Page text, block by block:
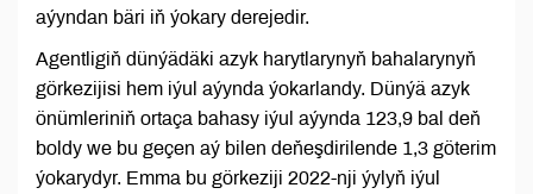
aýyndan bäri iň ýokary derejedir.
Agentligiň dünýädäki azyk harytlarynyň bahalarynyň
görkezijisi hem iýul aýynda ýokarlandy. Dünýä azyk
önümleriniň ortaça bahasy iýul aýynda 123,9 bal deň
boldy we bu geçen aý bilen deňeşdirilende 1,3 göterim
ýokarydyr. Emma bu görkeziji 2022-nji ýylyň iýul